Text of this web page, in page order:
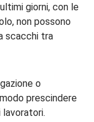
giorni, con le
non possono
scacchi tra
o
prescindere